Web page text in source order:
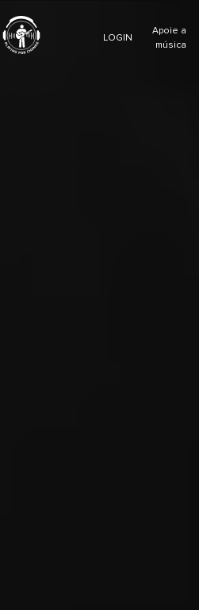
LOGIN
Apoie a
música